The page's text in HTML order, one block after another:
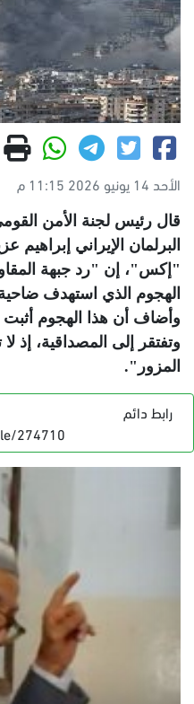
الأحد 14 يونيو 2026 11:15 م
قال رئيس لجنة الأمن
البرلمان الإيراني
"إكس"، إن "رد جبهة
الهجوم الذي استهدف ضاحية
وأضاف أن هذا الهجوم
وتفتقر إلى المصداقية، إذ
المزور "
.
رابط دائم
274710